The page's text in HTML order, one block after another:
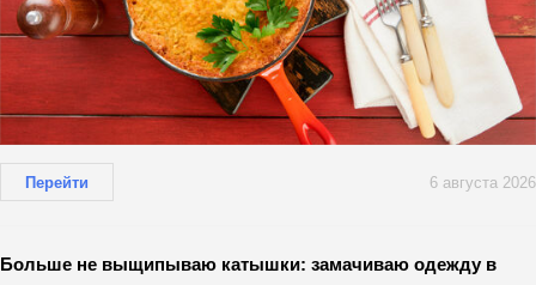
Перейти 6 августа 2026
Больше не выщипываю катышки: замачиваю одежду в